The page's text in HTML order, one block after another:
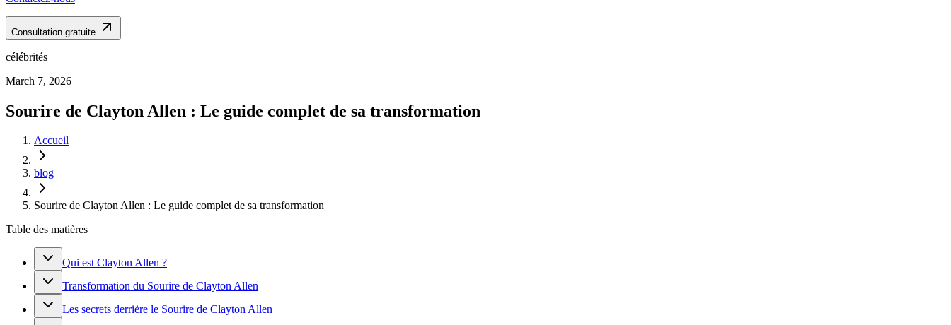
Consultation gratuite
célébrités
March 7, 2026
Sourire de Clayton Allen : Le guide complet de sa transformation
Accueil
blog
Sourire de Clayton Allen : Le guide complet de sa transformation
Table des matières
Qui est Clayton Allen ?
Transformation du Sourire de Clayton Allen
Les secrets derrière le Sourire de Clayton Allen